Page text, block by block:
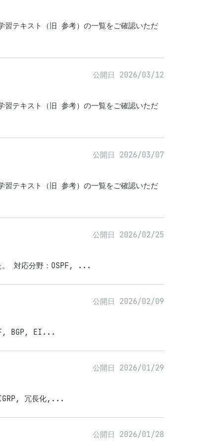
習テキスト（旧 参考）の一覧をご確認いただ
公開日 2026/03/12
習テキスト（旧 参考）の一覧をご確認いただ
公開日 2026/03/07
習テキスト（旧 参考）の一覧をご確認いただ
公開日 2026/02/25
。 対応分野：OSPF, ...
公開日 2026/02/09
BGP, EI...
公開日 2026/01/29
冗長化,...
公開日 2026/01/28